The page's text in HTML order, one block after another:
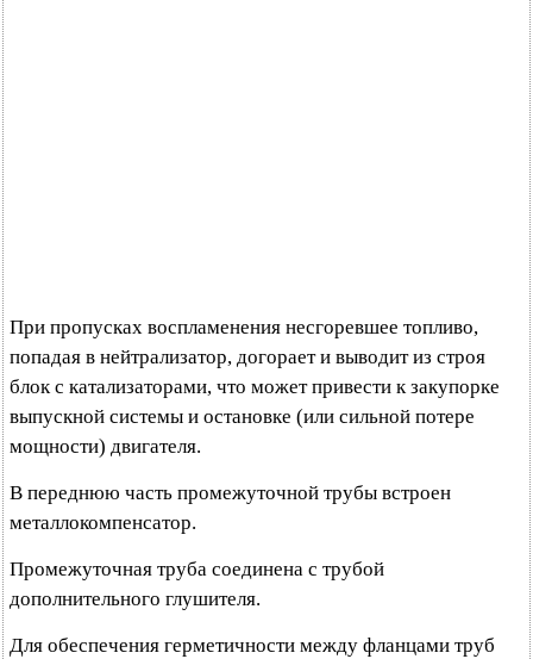
При пропусках воспламенения несгоревшее топливо,
попадая в нейтрализатор, догорает и выводит из строя
блок с катализаторами, что может привести к закупорке
выпускной системы и остановке (или сильной потере
мощности) двигателя.
В переднюю часть промежуточной трубы встроен
металлокомпенсатор.
Промежуточная труба соединена с трубой
дополнительного глушителя.
Для обеспечения герметичности между фланцами труб